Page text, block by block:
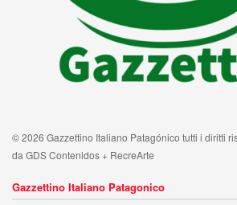
© 2026 Gazzettino Italiano Patagónico tutti i diritti
da GDS Contenidos + RecreArte
Gazzettino Italiano Patagonico